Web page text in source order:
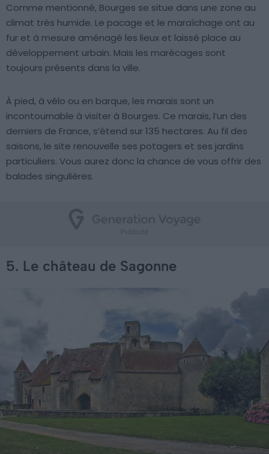
Comme mentionné, Bourges se situe dans une zone au
climat très humide. Le pacage et le maraîchage ont au
fur et à mesure aménagé les lieux et laissé place au
développement urbain. Mais les marécages sont
toujours présents dans la ville.
À pied, à vélo ou en barque, les marais sont un
incontournable à visiter à Bourges. Ce marais, l’un des
derniers de France, s’étend sur 135 hectares. Au fil des
saisons, le site renouvelle ses potagers et ses jardins
particuliers. Vous aurez donc la chance de vous offrir des
balades singulières.
5. Le château de Sagonne